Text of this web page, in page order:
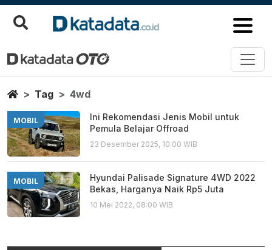
4wd
Berita Terbaru
HomeTag 4wd
MOBIL
Ini Rekomendasi Jenis Mobil untuk
Pemula Belajar Offroad
23 Desember 2025, 10:00 WIB
MOBIL
Hyundai Palisade Signature 4WD 2022
Bekas, Harganya Naik Rp5 Juta
10 Mei 2022, 08:00 WIB